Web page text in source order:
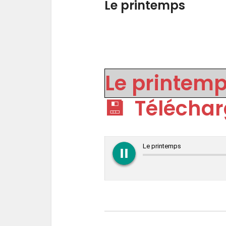
Le printemps
Le
💾
play_circle_filled
pause_circle_filled Le printemps